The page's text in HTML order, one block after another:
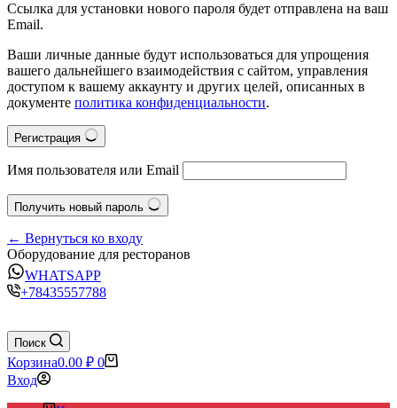
Ссылка для установки нового пароля будет отправлена на ваш
Email.
Ваши личные данные будут использоваться для упрощения
вашего дальнейшего взаимодействия с сайтом, управления
доступом к вашему аккаунту и других целей, описанных в
документе политика конфиденциальности.
Регистрация
Имя пользователя или Email
Получить новый пароль
← Вернуться ко входу
Оборудование для ресторанов
WHATSAPP
+78435557788
Поиск
Корзина0.00 ₽ 0
Вход